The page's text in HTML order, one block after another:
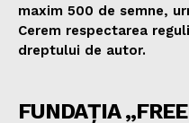
maxim 500 de semne,
Cerem respectarea
dreptului de autor.
FUNDAȚIA